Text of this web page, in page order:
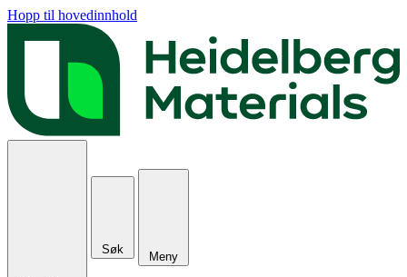
Hopp til hovedinnhold
Søk
Meny